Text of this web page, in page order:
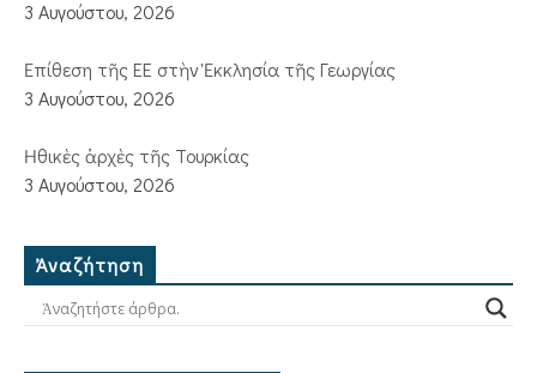
3 Αυγούστου, 2026
Ἐπίθεση τῆς ΕΕ στὴν Ἐκκλησία τῆς Γεωργίας
3 Αυγούστου, 2026
Ἠθικὲς ἀρχὲς τῆς Τουρκίας
3 Αυγούστου, 2026
Ἀναζήτηση